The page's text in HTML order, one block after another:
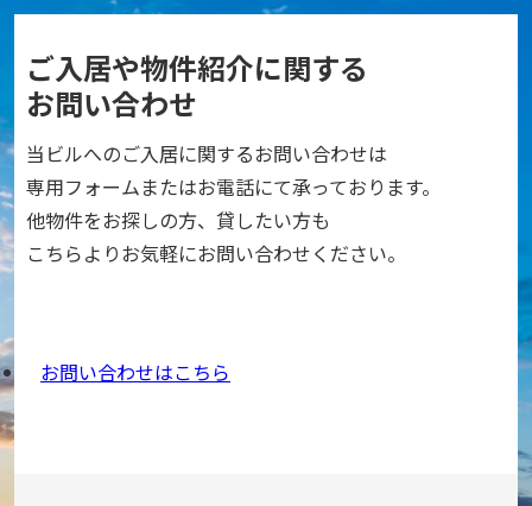
ご入居や物件紹介に関する
お問い合わせ
当ビルへのご入居に関するお問い合わせは
専用フォームまたはお電話にて承っております。
他物件をお探しの方、貸したい方も
こちらよりお気軽にお問い合わせください。
お問い合わせはこちら